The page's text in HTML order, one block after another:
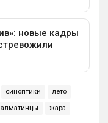
синоптики лето
алматинцы жара